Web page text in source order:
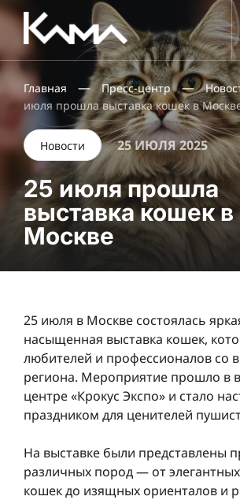
Компания
О компании
Документы
Вакансии
Партнеры
Услуги
Фасадные работы
Отделочные работы
Кровельные работы
Укладка асфальта
Пресс-центр
Контакты
Главная — Пресс-центр —
июля прошла выставка кошек в
Новости 25 ИЮЛЯ 2025
25 июля прошла
выставка кошек в
Москве
25 июля в Москве состоялась
насыщенная выставка кошек,
любителей и профессионалов со
региона. Мероприятие прошло в
центре «Крокус Экспо» и стало
праздником для ценителей
На выставке были представлены
различных пород — от
кошек до изящных ориенталов и